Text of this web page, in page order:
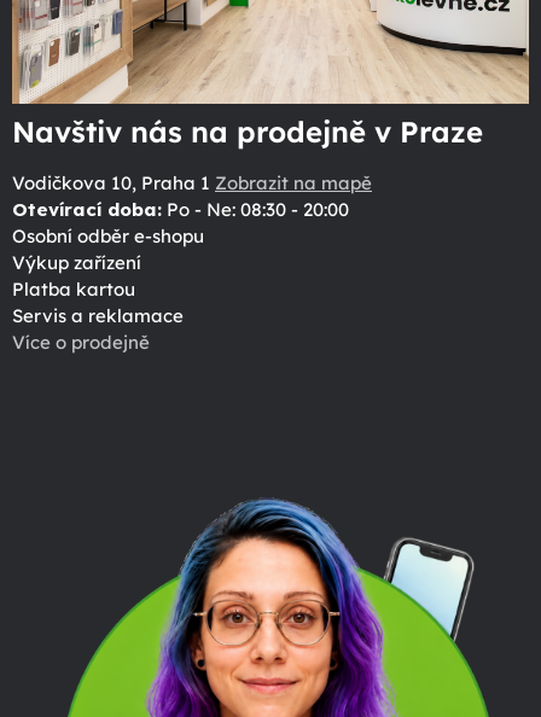
Navštiv nás na prodejně v Praze
Vodičkova 10, Praha 1 Zobrazit na mapě
Otevírací doba: Po - Ne: 08:30 - 20:00
Osobní odběr e-shopu
Výkup zařízení
Platba kartou
Servis a reklamace
Více o prodejně